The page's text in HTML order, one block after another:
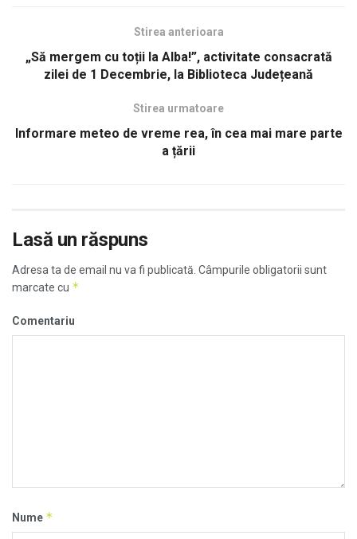
Stirea anterioara
„Să mergem cu toții la Alba!”, activitate consacrată
zilei de 1 Decembrie, la Biblioteca Județeană
Stirea urmatoare
Informare meteo de vreme rea, în cea mai mare parte
a țării
Lasă un răspuns
Adresa ta de email nu va fi publicată. Câmpurile obligatorii sunt
marcate cu *
Comentariu
Nume *